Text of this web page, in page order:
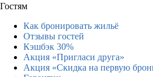
Гостям
Как бронировать жильё
Отзывы гостей
Кэшбэк 30%
Акция «Пригласи друга»
Акция «Скидка на первую